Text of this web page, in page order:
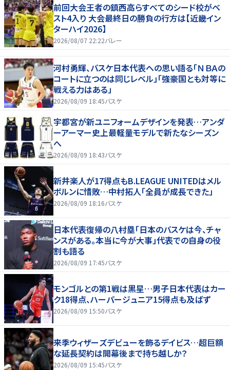
前回大会王者の鎮西高らすべてのシード校がベ
スト4入り 大会最終日の勝負の行方は【近畿イン
ターハイ2026】
2026/08/07 22:22バレー
河村勇輝、バスケ日本代表への思い語る「ＮＢＡの
コートに立つのは同じレベル」「強豪国とも対等に
戦える力はある」
2026/08/09 18:45バスケ
宇都宮が新ユニフォームデザインを発表…アンダ
ーアーマー史上最軽量モデルで新たなシーズン
へ
2026/08/09 18:43バスケ
新井楽人が17得点もB.LEAGUE UNITEDはメル
ボルンに惜敗…中村拓人「全員が成長できた」
2026/08/09 18:16バスケ
日本代表復帰の八村塁「日本のバスケは今、チャ
ンスがある。本当に今が大事」代表での自身の役
割も語る
2026/08/09 17:45バスケ
モンゴルとの第1戦は黒星…男子日本代表はカー
ク18得点、ハーパージュニア15得点も及ばず
2026/08/09 15:50バスケ
来季ウィザーズデビューを飾るデイビス…超巨額
な延長契約は開幕後まで持ち越しか？
2026/08/09 15:45バスケ